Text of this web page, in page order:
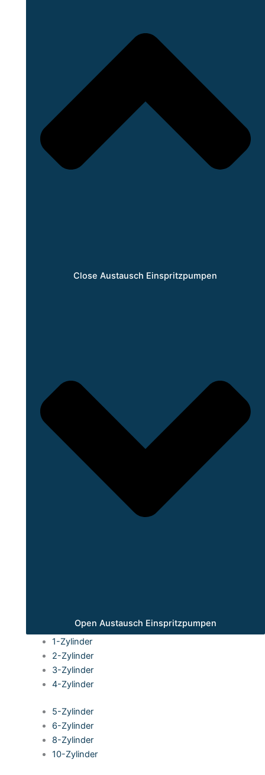
Close Austausch Einspritzpumpen
Open Austausch Einspritzpumpen
1-Zylinder
2-Zylinder
3-Zylinder
4-Zylinder
5-Zylinder
6-Zylinder
8-Zylinder
10-Zylinder